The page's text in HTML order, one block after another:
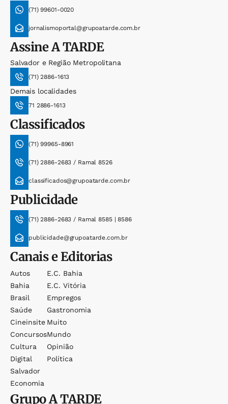
(71) 99601-0020
jornalismoportal@grupoatarde.com.br
AssineA TARDE
Salvador e Região Metropolitana
(71) 2886-1613
Demais localidades
71 2886-1613
Classificados
(71) 99965-8961
(71) 2886-2683 / Ramal 8526
classificados@grupoatarde.com.br
Publicidade
(71) 2886-2683 / Ramal 8585 | 8586
publicidade@grupoatarde.com.br
Canais e Editorias
Autos
Bahia
Brasil
Saúde
Cineinsite
Concursos
Cultura
Digital
Salvador
Economia
E.c. Bahia
E.c. Vitória
Empregos
Gastronomia
Muito
Mundo
Opinião
Política
GrupoA TARDE